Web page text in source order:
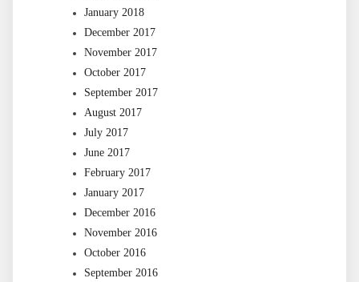
January 2018
December 2017
November 2017
October 2017
September 2017
August 2017
July 2017
June 2017
February 2017
January 2017
December 2016
November 2016
October 2016
September 2016